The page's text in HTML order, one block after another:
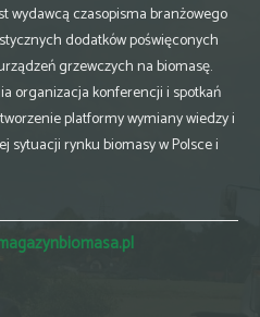
wydawcą czasopisma branżowego
dodatków poświęconych
grzewczych na biomasę.
organizacja konferencji i spotkań
platformy wymiany wiedzy i
sytuacji rynku biomasy w Polsce i